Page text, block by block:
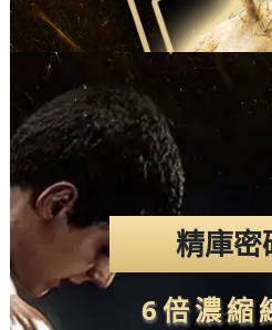
酷寒、極
之地，瑪
強韌生命
力，強勢
就今日神
奇，其根
多元營養
用歷史超
的奇蹟聖
鋅
調理生理機能
精庫密
6倍濃縮